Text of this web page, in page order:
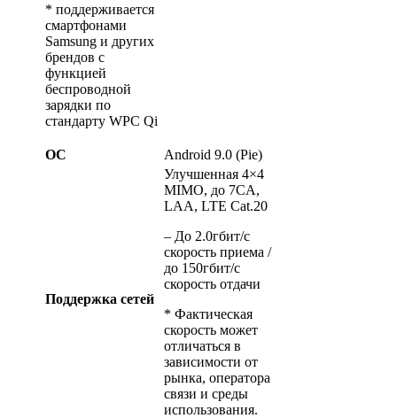
* поддерживается
смартфонами
Samsung и других
брендов с
функцией
беспроводной
зарядки по
стандарту WPC Qi
ОС Android 9.0 (Pie)
Поддержка сетей
Улучшенная 4×4
MIMO, до 7CA,
LAA, LTE Cat.20
– До 2.0гбит/c
скорость приема /
до 150гбит/c
скорость отдачи
* Фактическая
скорость может
отличаться в
зависимости от
рынка, оператора
связи и среды
использования.